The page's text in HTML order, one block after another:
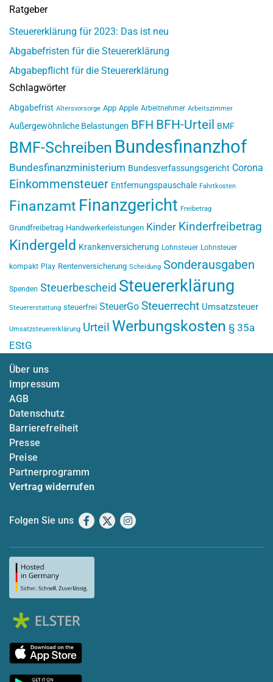
Ratgeber
Steuererklärung für 2023: Das ist neu
Abgabefristen für die Steuererklärung
Abgabepflicht für die Steuererklärung
Schlagwörter
Abgabefrist Altersvorsorge App Apple Arbeitnehmer Arbeitszimmer
Außergewöhnliche Belastungen BFH BFH-Urteil BMF
BMF-Schreiben Bundesfinanzhof
Bundesfinanzministerium Bundesverfassungsgericht Corona
Einkommensteuer Entfernungspauschale Fahrtkosten
Finanzamt Finanzgericht Freibetrag
Grundfreibetrag Handwerkerleistungen Kinder Kinderfreibetrag
Kindergeld Krankenversicherung Lohnsteuer Lohnsteuer
kompakt Play Rentenversicherung Scheidung Sonderausgaben
Spenden Steuerbescheid Steuererklärung
Steuererstattung steuerfrei SteuerGo Steuerrecht Umsatzsteuer
Umsatzsteuererklärung Urteil Werbungskosten § 35a
EStG
Über uns
Impressum
AGB
Datenschutz
Barrierefreiheit
Presse
Preise
Partnerprogramm
Vertrag widerrufen
Folgen Sie uns Facebook
X Instagram